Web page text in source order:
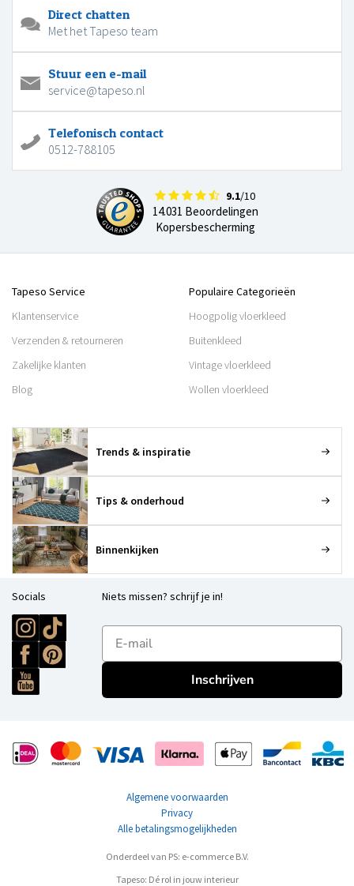
Direct chatten
Met het Tapeso team
Stuur een e-mail
service@tapeso.nl
Telefonisch contact
0512-788105
9.1/10
14.031 Beoordelingen
Kopersbescherming
Tapeso Service
Klantenservice
Verzenden & retourneren
Zakelijke klanten
Blog
Populaire Categorieën
Hoogpolig vloerkleed
Buitenkleed
Vintage vloerkleed
Wollen vloerkleed
Trends & inspiratie
Tips & onderhoud
Binnenkijken
Socials Niets missen? schrijf je in!
E-mailadres
Inschrijven
Algemene voorwaarden
Privacy
Alle betalingsmogelijkheden
Onderdeel van PS: e-commerce B.V.
Tapeso: Dé rol in jouw interieur